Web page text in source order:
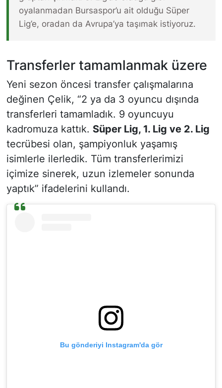
oyalanmadan Bursaspor’u ait olduğu Süper
Lig’e, oradan da Avrupa’ya taşımak istiyoruz.
Transferler tamamlanmak üzere
Yeni sezon öncesi transfer çalışmalarına
değinen Çelik, “2 ya da 3 oyuncu dışında
transferleri tamamladık. 9 oyuncuyu
kadromuza kattık. Süper Lig, 1. Lig ve 2. Lig
tecrübesi olan, şampiyonluk yaşamış
isimlerle ilerledik. Tüm transferlerimizi
içimize sinerek, uzun izlemeler sonunda
yaptık” ifadelerini kullandı.
Bu gönderiyi Instagram'da gör